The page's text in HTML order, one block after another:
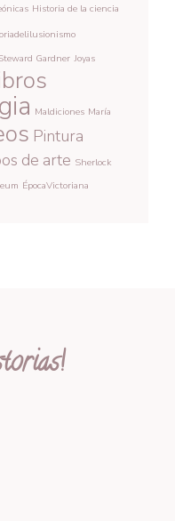
Historia de la ciencia
Gardner Joyas
Maldiciones María
Pintura
de arte Sherlock
ÉpocaVictoriana